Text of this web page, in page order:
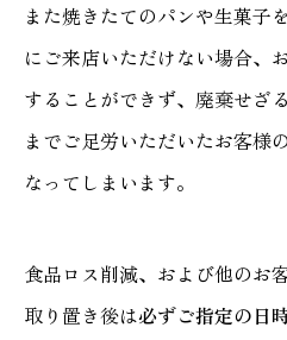
また焼きたてのパンや生菓子
にご来店いただけない場合、
することができず、廃棄せざ
までご足労いただいたお客様
なってしまいます。
食品ロス削減、および他のお
取り置き後は必ずご指定の日